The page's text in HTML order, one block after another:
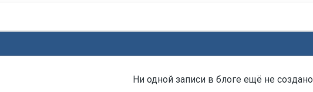
Ни одной записи в блоге ещё не создано